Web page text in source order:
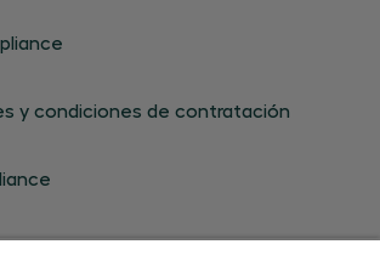
y condiciones de contratación